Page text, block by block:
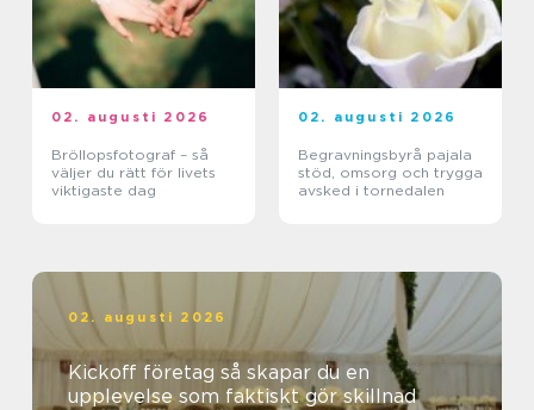
02. augusti 2026
Bröllopsfotograf – så
väljer du rätt för livets
viktigaste dag
02. augusti 2026
Begravningsbyrå pajala
stöd, omsorg och trygga
avsked i tornedalen
02. augusti 2026
Kickoff företag så skapar du en
upplevelse som faktiskt gör skillnad